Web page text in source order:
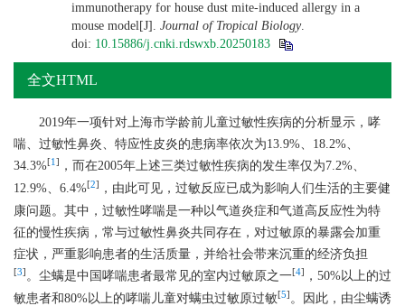
immunotherapy for house dust mite-induced allergy in a
mouse model[J]. Journal of Tropical Biology.
doi: 10.15886/j.cnki.rdswxb.20250183
全文HTML
2019年一项针对上海市学龄前儿童过敏性疾病的分析显示，哮
喘、过敏性鼻炎、特应性皮炎的患病率依次为13.9%、18.2%、
34.3%[1 ]
，而在2005年上述三类过敏性疾病的发生率仅为7.2%、
12.9%、6.4%[2]
，由此可见，过敏反应已成为影响人们生活的主要健
康问题。其中，过敏性哮喘是一种以气道炎症和气道高反应性为特
征的慢性疾病，常与过敏性鼻炎共同存在，对过敏原的暴露会加重
症状，严重影响患者的生活质量，并给社会带来沉重的经济负担
[3] 。尘螨是中国哮喘患者最常见的室内过敏原之一[4]
，50%以上的过
敏患者和80%以上的哮喘儿童对螨虫过敏原过敏[5] 。因此，由尘螨诱